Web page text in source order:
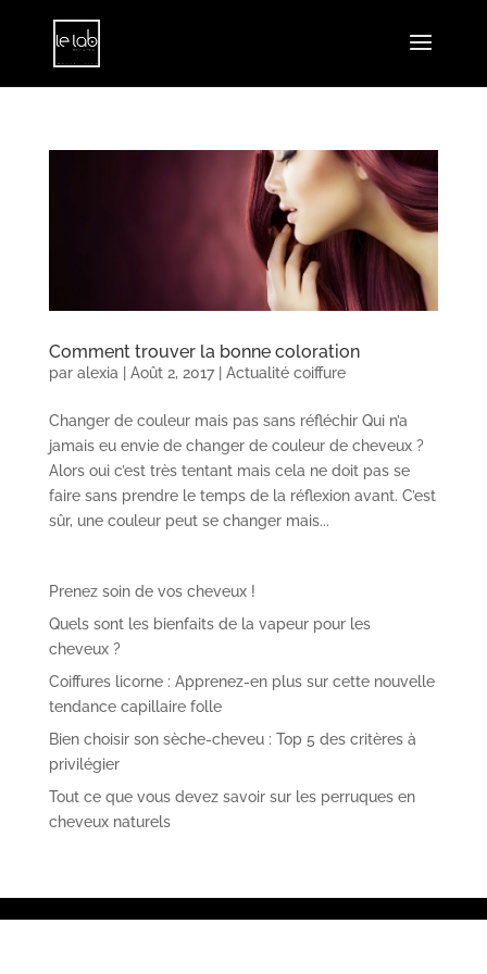
Comment trouver la bonne coloration
par alexia Août 2, 2017| Actualité coiffure
Changer de couleur mais pas sans réfléchir Qui n’a
jamais eu envie de changer de couleur de cheveux ?
Alors oui c’est très tentant mais cela ne doit pas se
faire sans prendre le temps de la réflexion avant. C’est
sûr, une couleur peut se changer mais...
Prenez soin de vos cheveux !
Quels sont les bienfaits de la vapeur pour les
cheveux ?
Coiffures licorne : Apprenez-en plus sur cette nouvelle
tendance capillaire folle
Bien choisir son sèche-cheveu : Top 5 des critères à
privilégier
Tout ce que vous devez savoir sur les perruques en
cheveux naturels